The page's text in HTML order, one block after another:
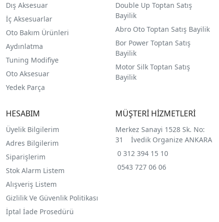
Dış Aksesuar
İç Aksesuarlar
Oto Bakım Ürünleri
Aydınlatma
Tuning Modifiye
Oto Aksesuar
Yedek Parça
Double Up Toptan Satış
Bayilik
Abro Oto Toptan Satış Bayilik
Bor Power Toptan Satış
Bayilik
Motor Silk Toptan Satış
Bayilik
HESABIM
Üyelik Bilgilerim
Adres Bilgilerim
Siparişlerim
Stok Alarm Listem
Alışveriş Listem
Gizlilik Ve Güvenlik Politikası
İptal İade Prosedürü
MÜŞTERİ HİZMETLERİ
Merkez Sanayi 1528 Sk. No:
31 İvedik Organize ANKARA
0 312 394 15 10
0543 727 06 06